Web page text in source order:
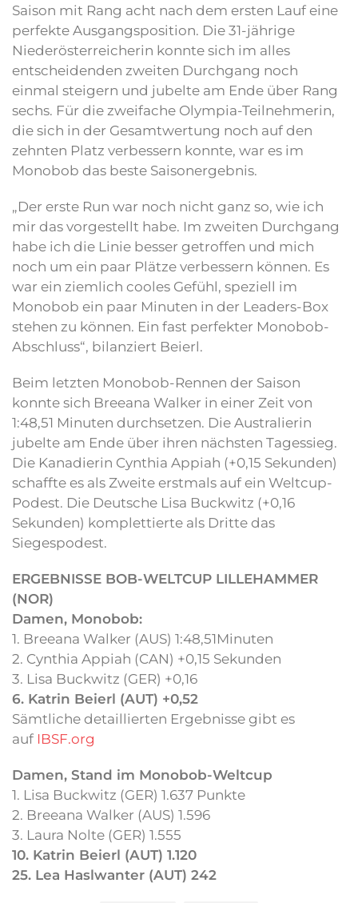
Saison mit Rang acht nach dem ersten Lauf eine
perfekte Ausgangsposition. Die 31-jährige
Niederösterreicherin konnte sich im alles
entscheidenden zweiten Durchgang noch
einmal steigern und jubelte am Ende über Rang
sechs. Für die zweifache Olympia-Teilnehmerin,
die sich in der Gesamtwertung noch auf den
zehnten Platz verbessern konnte, war es im
Monobob das beste Saisonergebnis.
„Der erste Run war noch nicht ganz so, wie ich
mir das vorgestellt habe. Im zweiten Durchgang
habe ich die Linie besser getroffen und mich
noch um ein paar Plätze verbessern können. Es
war ein ziemlich cooles Gefühl, speziell im
Monobob ein paar Minuten in der Leaders-Box
stehen zu können. Ein fast perfekter Monobob-
Abschluss“, bilanziert Beierl.
Beim letzten Monobob-Rennen der Saison
konnte sich Breeana Walker in einer Zeit von
1:48,51 Minuten durchsetzen. Die Australierin
jubelte am Ende über ihren nächsten Tagessieg.
Die Kanadierin Cynthia Appiah (+0,15 Sekunden)
schaffte es als Zweite erstmals auf ein Weltcup-
Podest. Die Deutsche Lisa Buckwitz (+0,16
Sekunden) komplettierte als Dritte das
Siegespodest.
ERGEBNISSE BOB-WELTCUP LILLEHAMMER
(NOR)
Damen, Monobob:
1. Breeana Walker (AUS) 1:48,51Minuten
2. Cynthia Appiah (CAN) +0,15 Sekunden
3. Lisa Buckwitz (GER) +0,16
6. Katrin Beierl (AUT) +0,52
Sämtliche detaillierten Ergebnisse gibt es
auf IBSF.org
Damen, Stand im Monobob-Weltcup
1. Lisa Buckwitz (GER) 1.637 Punkte
2. Breeana Walker (AUS) 1.596
3. Laura Nolte (GER) 1.555
10. Katrin Beierl (AUT) 1.120
25. Lea Haslwanter (AUT) 242